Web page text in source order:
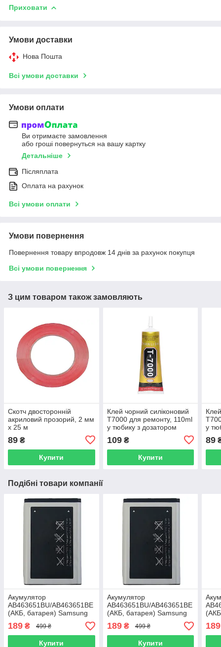
Приховати
Умови доставки
Нова Пошта
Всі умови доставки
Умови оплати
Ви отримаєте замовлення
або гроші повернуться на вашу картку
Детальніше
Післяплата
Оплата на рахунок
Всі умови оплати
Умови повернення
Повернення товару впродовж 14 днів за рахунок покупця
Всі умови повернення
З цим товаром також замовляють
Скотч двосторонній
акриловий прозорий, 2 мм
x 25 м
89 ₴
Купити
Клей чорний силіконовий
T7000 для ремонту, 110ml
у тюбику з дозатором
109₴
Купити
у
89
Подібні товари компанії
Акумулятор
AB463651BU/AB463651BE
(АКБ, батарея) Samsung
L700 (Li-ion 3.7V 960mAh)
189 ₴ 499 ₴
Купити
Акумулятор
AB463651BU/AB463651BE
(АКБ, батарея) Samsung
M7600 Beat DJ (Li-ion 3.7V
960mAh)
189₴ 499 ₴
Купити
189